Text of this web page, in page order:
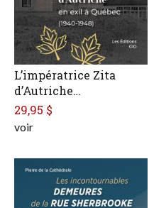
L’impératrice Zita
d’Autriche…
29,95 $
voir